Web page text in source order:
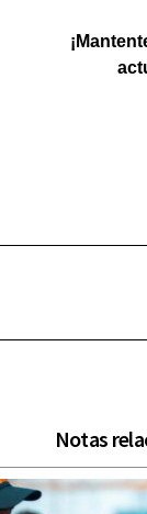
Notas